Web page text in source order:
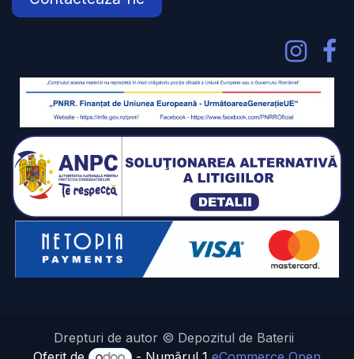
Drepturi de autor © Depozitul de Baterii